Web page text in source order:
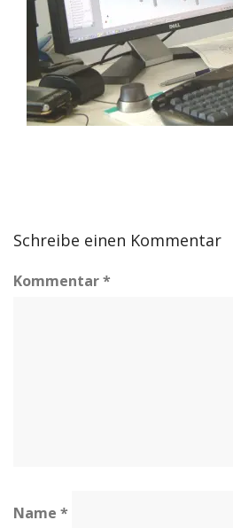
Schreibe einen Kommentar
Kommentar*
Name *